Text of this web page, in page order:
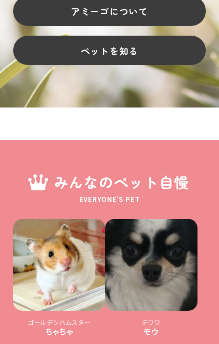
アミーゴについて
ペットを知る
みんなのペット自慢
EVERYONE'S PET
ゴールデンハムスター
ちゃちゃ
チワワ
モウ